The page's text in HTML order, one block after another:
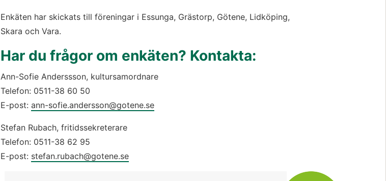
Enkäten har skickats till föreningar i Essunga, Grästorp, Götene, Lidköping,
Skara och Vara.
Har du frågor om enkäten? Kontakta:
Ann-Sofie Anderssson, kultursamordnare
Telefon: 0511-38 60 50
E-post: ann-sofie.andersson@gotene.se
Stefan Rubach, fritidssekreterare
Telefon: 0511-38 62 95
E-post: stefan.rubach@gotene.se